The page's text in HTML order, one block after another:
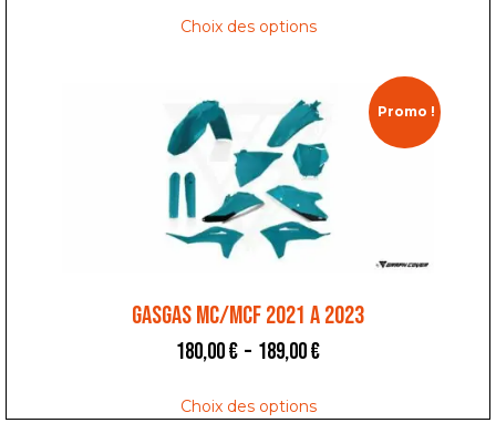
Choix des options
Promo !
GASGAS MC/MCF 2021 A 2023
180,00€ – 189,00€
Choix des options